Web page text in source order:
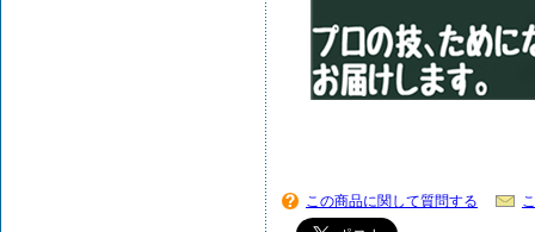
この商品に関して質問する